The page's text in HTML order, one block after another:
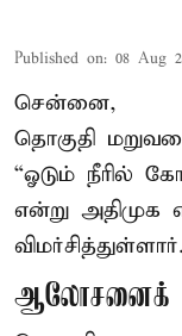
Published on: 08 Aug
சென்னை,
தொகுதி
“ஓடும் நீரில்
என்று அதிமுக
விமர்சித்துள்ளார்.
ஆலோசனைக்